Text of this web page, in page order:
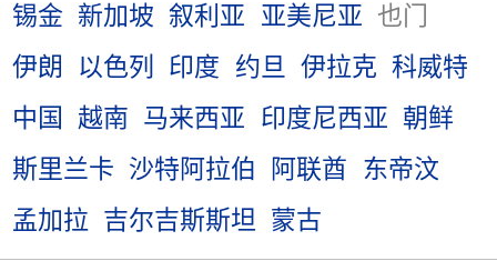
锡金 新加坡 叙利亚 亚美尼亚 也门
伊朗
以色列 印度 约旦 伊拉克 科威特
中国
越南 马来西亚 印度尼西亚 朝鲜
斯里兰卡 沙特阿拉伯 阿联酋
东帝汶
孟加拉 吉尔吉斯斯坦 蒙古